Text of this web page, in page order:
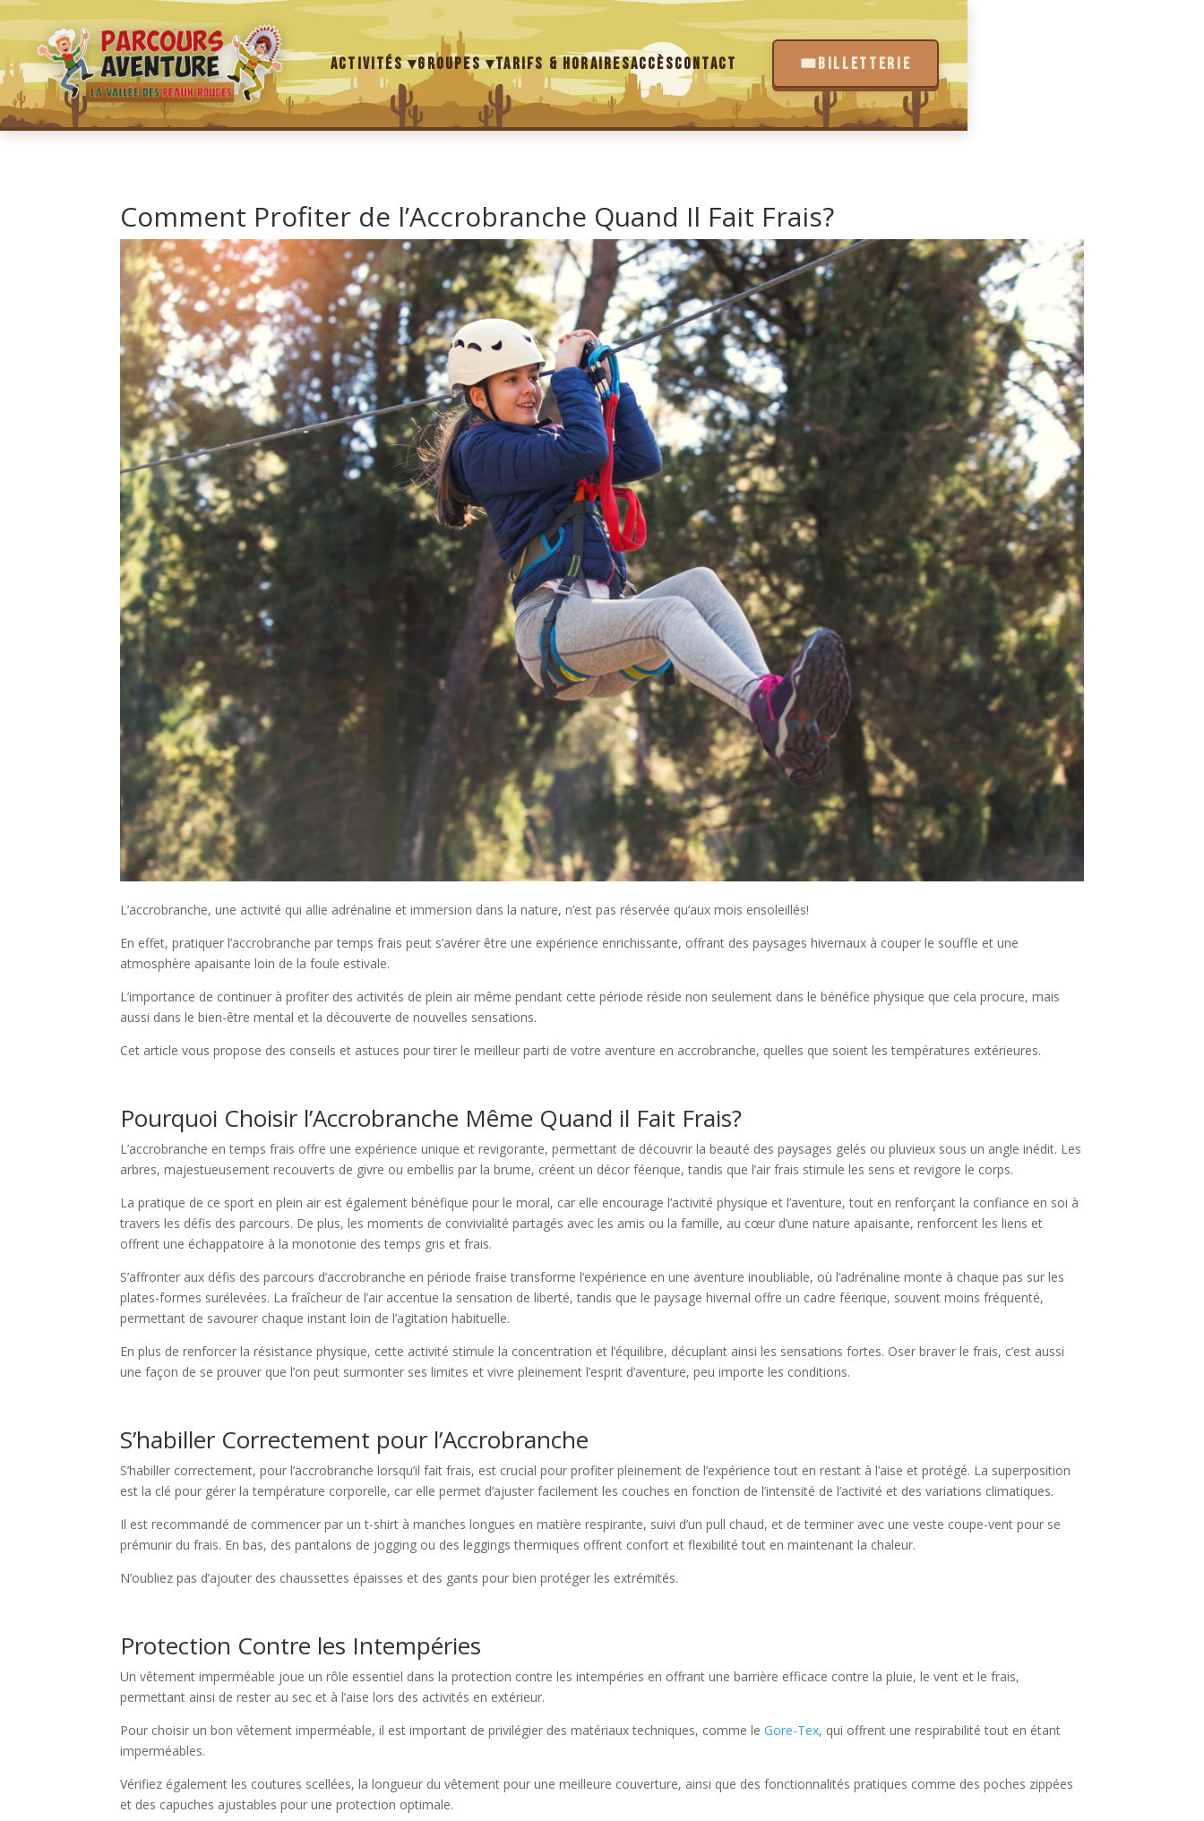
Activités ▾Groupes ▾Tarifs & HorairesAccèsContact 🎟️BILLETTERIE
Comment Profiter de l’Accrobranche Quand Il Fait Frais?
L’accrobranche, une activité qui allie adrénaline et immersion dans la nature, n’est pas réservée qu’aux mois ensoleillés!
En effet, pratiquer l’accrobranche par temps frais peut s’avérer être une expérience enrichissante, offrant des paysages hivernaux à couper le souffle et une
atmosphère apaisante loin de la foule estivale.
L’importance de continuer à profiter des activités de plein air même pendant cette période réside non seulement dans le bénéfice physique que cela procure, mais
aussi dans le bien-être mental et la découverte de nouvelles sensations.
Cet article vous propose des conseils et astuces pour tirer le meilleur parti de votre aventure en accrobranche, quelles que soient les températures extérieures.
Pourquoi Choisir l’Accrobranche Même Quand il Fait Frais?
L’accrobranche en temps frais offre une expérience unique et revigorante, permettant de découvrir la beauté des paysages gelés ou pluvieux sous un angle inédit. Les
arbres, majestueusement recouverts de givre ou embellis par la brume, créent un décor féerique, tandis que l’air frais stimule les sens et revigore le corps.
La pratique de ce sport en plein air est également bénéfique pour le moral, car elle encourage l’activité physique et l’aventure, tout en renforçant la confiance en soi à
travers les défis des parcours. De plus, les moments de convivialité partagés avec les amis ou la famille, au cœur d’une nature apaisante, renforcent les liens et
offrent une échappatoire à la monotonie des temps gris et frais.
S’affronter aux défis des parcours d’accrobranche en période fraise transforme l’expérience en une aventure inoubliable, où l’adrénaline monte à chaque pas sur les
plates-formes surélevées. La fraîcheur de l’air accentue la sensation de liberté, tandis que le paysage hivernal offre un cadre féerique, souvent moins fréquenté,
permettant de savourer chaque instant loin de l’agitation habituelle.
En plus de renforcer la résistance physique, cette activité stimule la concentration et l’équilibre, décuplant ainsi les sensations fortes. Oser braver le frais, c’est aussi
une façon de se prouver que l’on peut surmonter ses limites et vivre pleinement l’esprit d’aventure, peu importe les conditions.
S’habiller Correctement pour l’Accrobranche
S’habiller correctement, pour l’accrobranche lorsqu’il fait frais, est crucial pour profiter pleinement de l’expérience tout en restant à l’aise et protégé. La superposition
est la clé pour gérer la température corporelle, car elle permet d’ajuster facilement les couches en fonction de l’intensité de l’activité et des variations climatiques.
Il est recommandé de commencer par un t-shirt à manches longues en matière respirante, suivi d’un pull chaud, et de terminer avec une veste coupe-vent pour se
prémunir du frais. En bas, des pantalons de jogging ou des leggings thermiques offrent confort et flexibilité tout en maintenant la chaleur.
N’oubliez pas d’ajouter des chaussettes épaisses et des gants pour bien protéger les extrémités.
Protection Contre les Intempéries
Un vêtement imperméable joue un rôle essentiel dans la protection contre les intempéries en offrant une barrière efficace contre la pluie, le vent et le frais,
permettant ainsi de rester au sec et à l’aise lors des activités en extérieur.
Pour choisir un bon vêtement imperméable, il est important de privilégier des matériaux techniques, comme leGore-Tex, qui offrent une respirabilité tout en étant
imperméables.
Vérifiez également les coutures scellées, la longueur du vêtement pour une meilleure couverture, ainsi que des fonctionnalités pratiques comme des poches zippées
et des capuches ajustables pour une protection optimale.